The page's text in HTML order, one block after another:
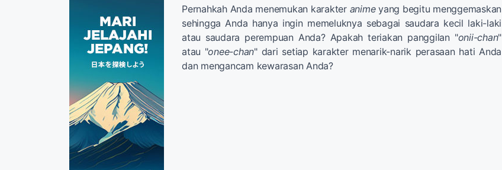
PernahkahAnda menemukan karakter anime yang begitu menggemaskan
sehingga Anda hanya ingin memeluknya sebagai saudara kecil laki-laki
atau saudara perempuan Anda? Apakah teriakan panggilan "onii-chan"
atau "onee-chan" dari setiap karakter menarik-narik perasaan hati Anda
dan mengancam kewarasan Anda?